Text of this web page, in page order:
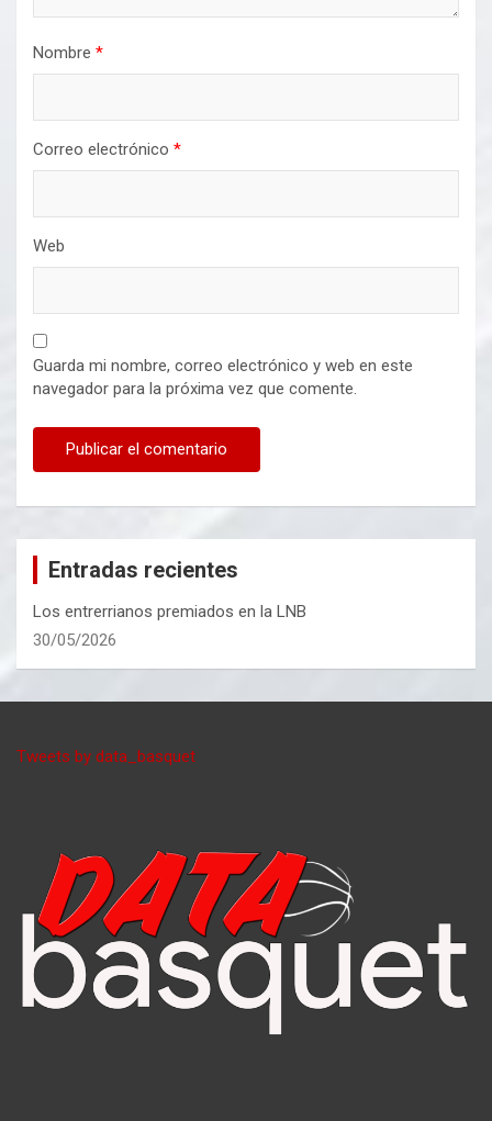
Nombre *
Correo electrónico *
Web
Guarda mi nombre, correo electrónico y web en este
navegador para la próxima vez que comente.
Entradas recientes
Los entrerrianos premiados en la LNB
30/05/2026
Tweets by data_basquet